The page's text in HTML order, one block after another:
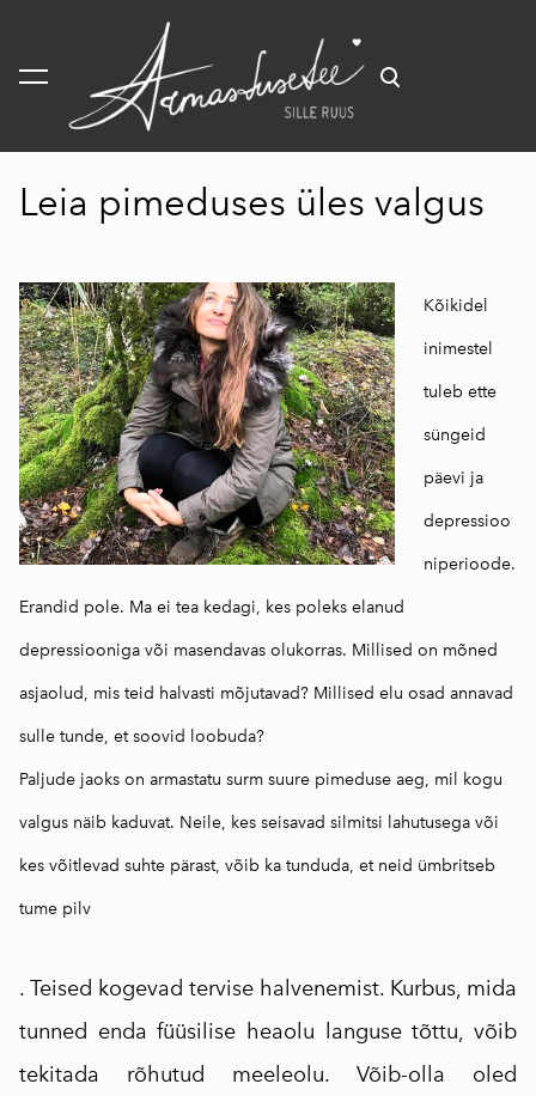
Leia pimeduses üles valgus
Kõikidel
inimestel
tuleb ette
süngeid
päevi ja
depressioo
niperioode.
Erandid pole. Ma ei tea kedagi, kes poleks elanud
depressiooniga või masendavas olukorras. Millised on mõned
asjaolud, mis teid halvasti mõjutavad? Millised elu osad annavad
sulle tunde, et soovid loobuda?
Paljude jaoks on armastatu surm suure pimeduse aeg, mil kogu
valgus näib kaduvat. Neile, kes seisavad silmitsi lahutusega või
kes võitlevad suhte pärast, võib ka tunduda, et neid ümbritseb
tume pilv
. Teised kogevad tervise halvenemist. Kurbus, mida
tunned enda füüsilise heaolu languse tõttu, võib
tekitada rõhutud meeleolu. Võib-olla oled